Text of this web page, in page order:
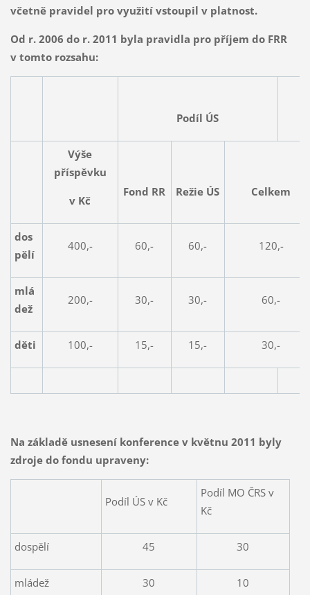
včetně pravidel pro využití vstoupil v platnost.
Od r. 2006 do r. 2011 byla pravidla pro příjem do FRR
v tomto rozsahu:
Podíl ÚS
Výše
příspěvku
v Kč
Fond RR Režie ÚS Celkem
dos
pělí
400,- 60,- 60,- 120,-
mlá
dež
200,- 30,- 30,- 60,-
děti 100,- 15,- 15,- 30,-
Na základě usnesení konference v květnu 2011 byly
zdroje do fondu upraveny:
Podíl ÚS v Kč
Podíl MO ČRS v
Kč
dospělí 45 30
mládež 30 10